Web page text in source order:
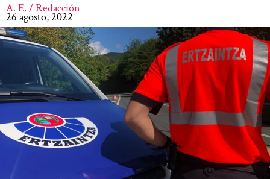
A. E. / Redacción
26 agosto, 2022